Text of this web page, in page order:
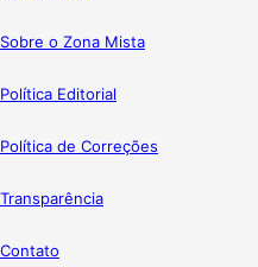
Sobre o Zona Mista
Política Editorial
Política de Correções
Transparência
Contato